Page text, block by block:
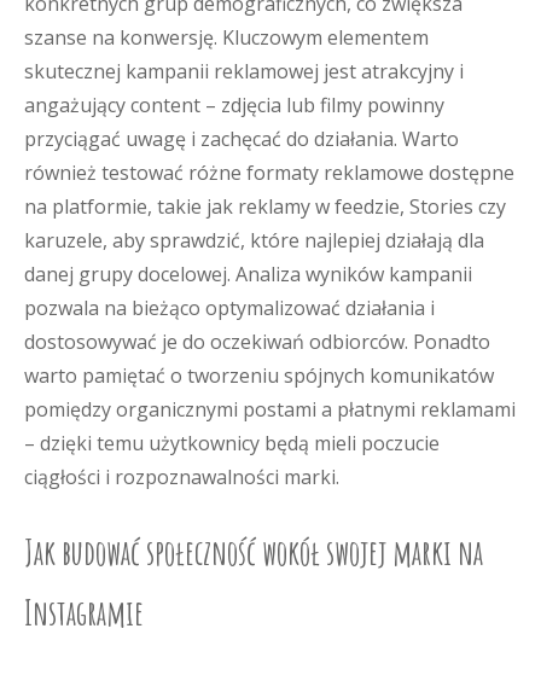
szanse na konwersję. Kluczowym elementem
skutecznej kampanii reklamowej jest atrakcyjny i
angażujący content – zdjęcia lub filmy powinny
przyciągać uwagę i zachęcać do działania. Warto
również testować różne formaty reklamowe dostępne
na platformie, takie jak reklamy w feedzie, Stories czy
karuzele, aby sprawdzić, które najlepiej działają dla
danej grupy docelowej. Analiza wyników kampanii
pozwala na bieżąco optymalizować działania i
dostosowywać je do oczekiwań odbiorców. Ponadto
warto pamiętać o tworzeniu spójnych komunikatów
pomiędzy organicznymi postami a płatnymi reklamami
– dzięki temu użytkownicy będą mieli poczucie
ciągłości i rozpoznawalności marki.
Jak budować społeczność wokół swojej marki na
Instagramie